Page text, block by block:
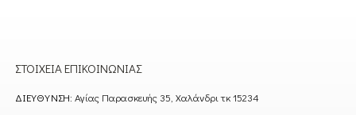
ΣΤΟΙΧΕΊΑ ΕΠΙΚΟΙΝΩΝΊΑΣ
ΔΙΕΎΘΥΝΣΗ: Αγίας Παρασκευής 35, Χαλάνδρι τκ 15234